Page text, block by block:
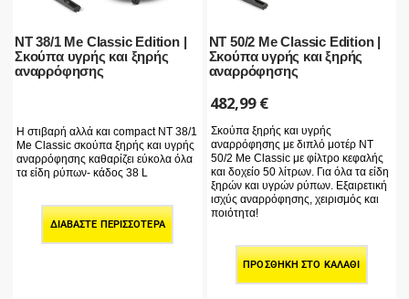
NT 38/1 Me Classic Edition |
Σκούπα υγρής και ξηρής
αναρρόφησης
Η στιβαρή αλλά και compact ΝΤ 38/1
Me Classic σκούπα ξηρής και υγρής
αναρρόφησης καθαρίζει εύκολα όλα
τα είδη ρύπων- κάδος 38 L
ΔΙΑΒΆΣΤΕ ΠΕΡΙΣΣΌΤΕΡΑ
NT 50/2 Me Classic Edition |
Σκούπα υγρής και ξηρής
αναρρόφησης
482,99€
Σκούπα ξηρής και υγρής
αναρρόφησης με διπλό μοτέρ ΝΤ
50/2 Me Classic με φίλτρο κεφαλής
και δοχείο 50 λίτρων. Για όλα τα είδη
ξηρών και υγρών ρύπων. Εξαιρετική
ισχύς αναρρόφησης, χειρισμός και
ποιότητα!
ΠΡΟΣΘΉΚΗ ΣΤΟ ΚΑΛΆΘΙ